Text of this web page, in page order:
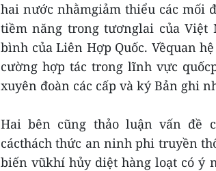
hai nước nhằmgiảm thiểu các mối
tiềm năng trong tươnglai của Việt
bình của Liên Hợp Quốc. Vềquan
cường hợp tác trong lĩnh vực
xuyên đoàn các cấp và ký Bản ghi
Hai bên cũng thảo luận vấn đề
cácthách thức an ninh phi truyền
biến vũkhí hủy diệt hàng loạt có ý